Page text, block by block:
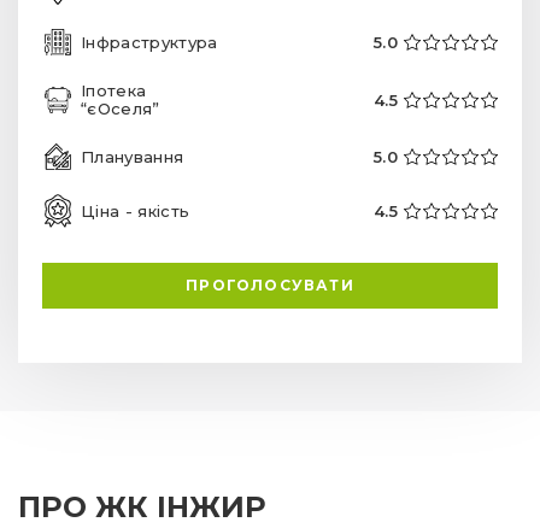
Інфраструктура 5.0
Іпотека
“єОселя”
4.5
Планування 5.0
Ціна - якість 4.5
ПРОГОЛОСУВАТИ
ПРО ЖК ІНЖИР